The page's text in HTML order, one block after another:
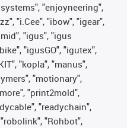
"enjoyneering",
"i.Cee", "ibow", "igear",
"igus", "igus
"igusGO", "igutex",
"kopla", "manus",
"motionary",
"print2mold",
"readychain",
"robolink", "Rohbot",